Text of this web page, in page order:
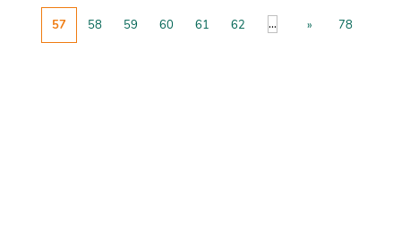
57 58 59 60 61 62 ... » 78